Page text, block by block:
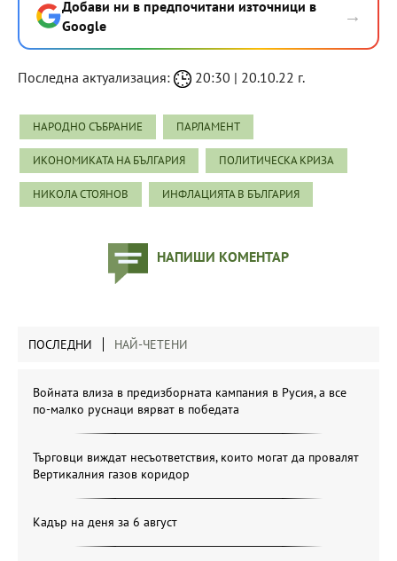
Добави ни в предпочитани източници в
Google
→
Последна актуализация: 20:30 | 20.10.22 г.
НАРОДНО СЪБРАНИЕ ПАРЛАМЕНТ
ИКОНОМИКАТА НА БЪЛГАРИЯ ПОЛИТИЧЕСКА КРИЗА
НИКОЛА СТОЯНОВ ИНФЛАЦИЯТА В БЪЛГАРИЯ
НАПИШИ КОМЕНТАР
ПОСЛЕДНИ НАЙ-ЧЕТЕНИ
Войната влиза в предизборната кампания в Русия, а все
по-малко руснаци вярват в победата
Търговци виждат несъответствия, които могат да провалят
Вертикалния газов коридор
Кадър на деня за 6 август